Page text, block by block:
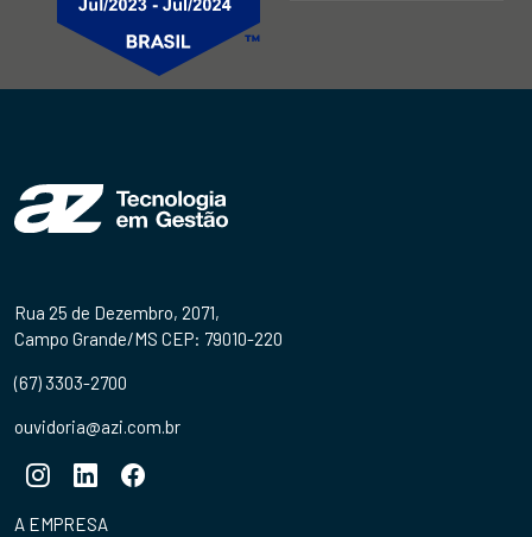
Rua 25 de Dezembro, 2071,
Campo Grande/MS CEP: 79010-220
(67) 3303-2700
ouvidoria@azi.com.br
A EMPRESA